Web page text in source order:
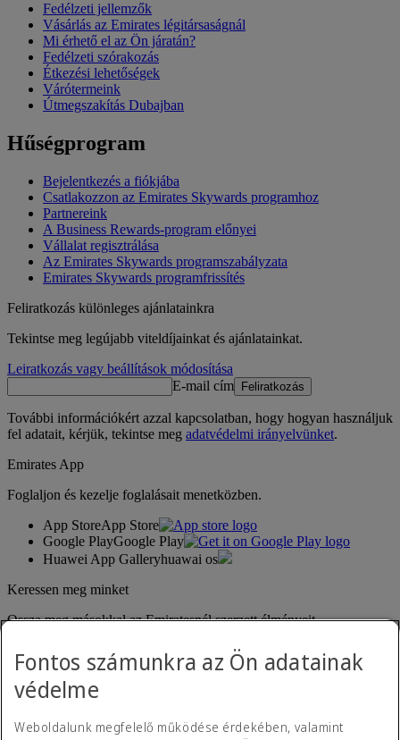
Fedélzeti jellemzők
Vásárlás az Emirates légitársaságnál
Mi érhető el az Ön járatán?
Fedélzeti szórakozás
Étkezési lehetőségek
Várótermeink
Útmegszakítás Dubajban
Hűségprogram
Bejelentkezés a fiókjába
Csatlakozzon az Emirates Skywards programhoz
Partnereink
A Business Rewards-program előnyei
Vállalat regisztrálása
Az Emirates Skywards programszabályzata
Emirates Skywards programfrissítés
Feliratkozás különleges ajánlatainkra
Tekintse meg legújabb viteldíjainkat és ajánlatainkat.
Leiratkozás vagy beállítások módosítása
E-mail cím
Feliratkozás
További információkért azzal kapcsolatban, hogy hogyan használjuk
fel adatait, kérjük, tekintse meg adatvédelmi irányelvünket.
Emirates App
Foglaljon és kezelje foglalásait menetközben.
App StoreApp Store
Google PlayGoogle Play
Huawei App Galleryhuawai os
Keressen meg minket
Ossza meg másokkal az Emiratesnél szerzett élményeit.
Fontos számunkra az Ön adatainak
védelme
Weboldalunk megfelelő működése érdekében, valamint